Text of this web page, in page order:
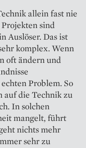
allein fast nie
sind
Auslöser. Das ist
komplex. Wenn
oft ändern und
Problem. So
auf die Technik zu
In solchen
mangelt, führt
nichts mehr
sehr zu